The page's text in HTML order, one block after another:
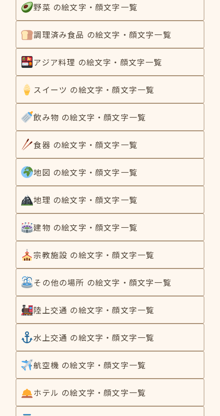
野菜 の絵文字・顔文字一覧
調理済み食品 の絵文字・顔文字一覧
アジア料理 の絵文字・顔文字一覧
スイーツ の絵文字・顔文字一覧
飲み物 の絵文字・顔文字一覧
食器 の絵文字・顔文字一覧
地図 の絵文字・顔文字一覧
地理 の絵文字・顔文字一覧
建物 の絵文字・顔文字一覧
宗教施設 の絵文字・顔文字一覧
その他の場所 の絵文字・顔文字一覧
陸上交通 の絵文字・顔文字一覧
水上交通 の絵文字・顔文字一覧
航空機 の絵文字・顔文字一覧
ホテル の絵文字・顔文字一覧